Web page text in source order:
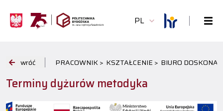
PL
wróć PRACOWNIK > KSZTAŁCENIE > BIURO
Terminy dyżurów metodyka